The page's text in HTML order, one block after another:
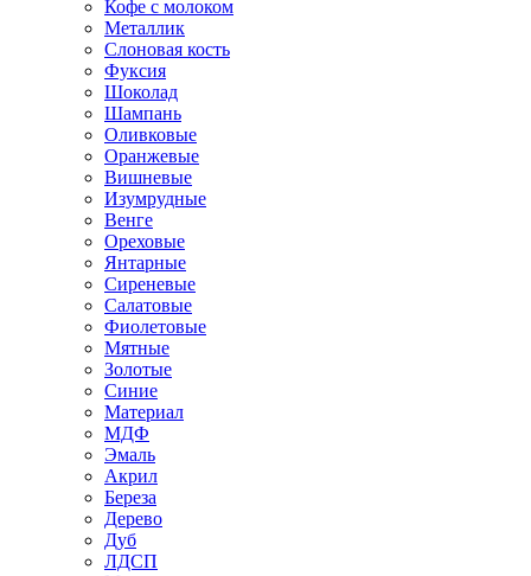
Кофе с молоком
Металлик
Слоновая кость
Фуксия
Шоколад
Шампань
Оливковые
Оранжевые
Вишневые
Изумрудные
Венге
Ореховые
Янтарные
Сиреневые
Салатовые
Фиолетовые
Мятные
Золотые
Синие
Материал
МДФ
Эмаль
Акрил
Береза
Дерево
Дуб
ЛДСП